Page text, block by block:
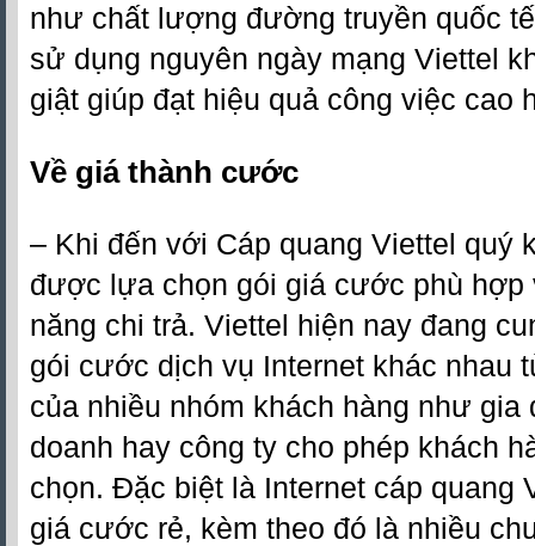
như chất lượng đường truyền quốc
sử dụng nguyên ngày mạng Viettel
giật giúp đạt hiệu quả công việc cao
Về giá thành cước
– Khi đến với Cáp quang Viettel quý
được lựa chọn gói giá cước phù hợp
năng chi trả. Viettel hiện nay đang
gói cước dịch vụ Internet khác nhau
của nhiều nhóm khách hàng như gia
doanh hay công ty cho phép khách
chọn. Đặc biệt là Internet cáp quang
giá cước rẻ, kèm theo đó là nhiều